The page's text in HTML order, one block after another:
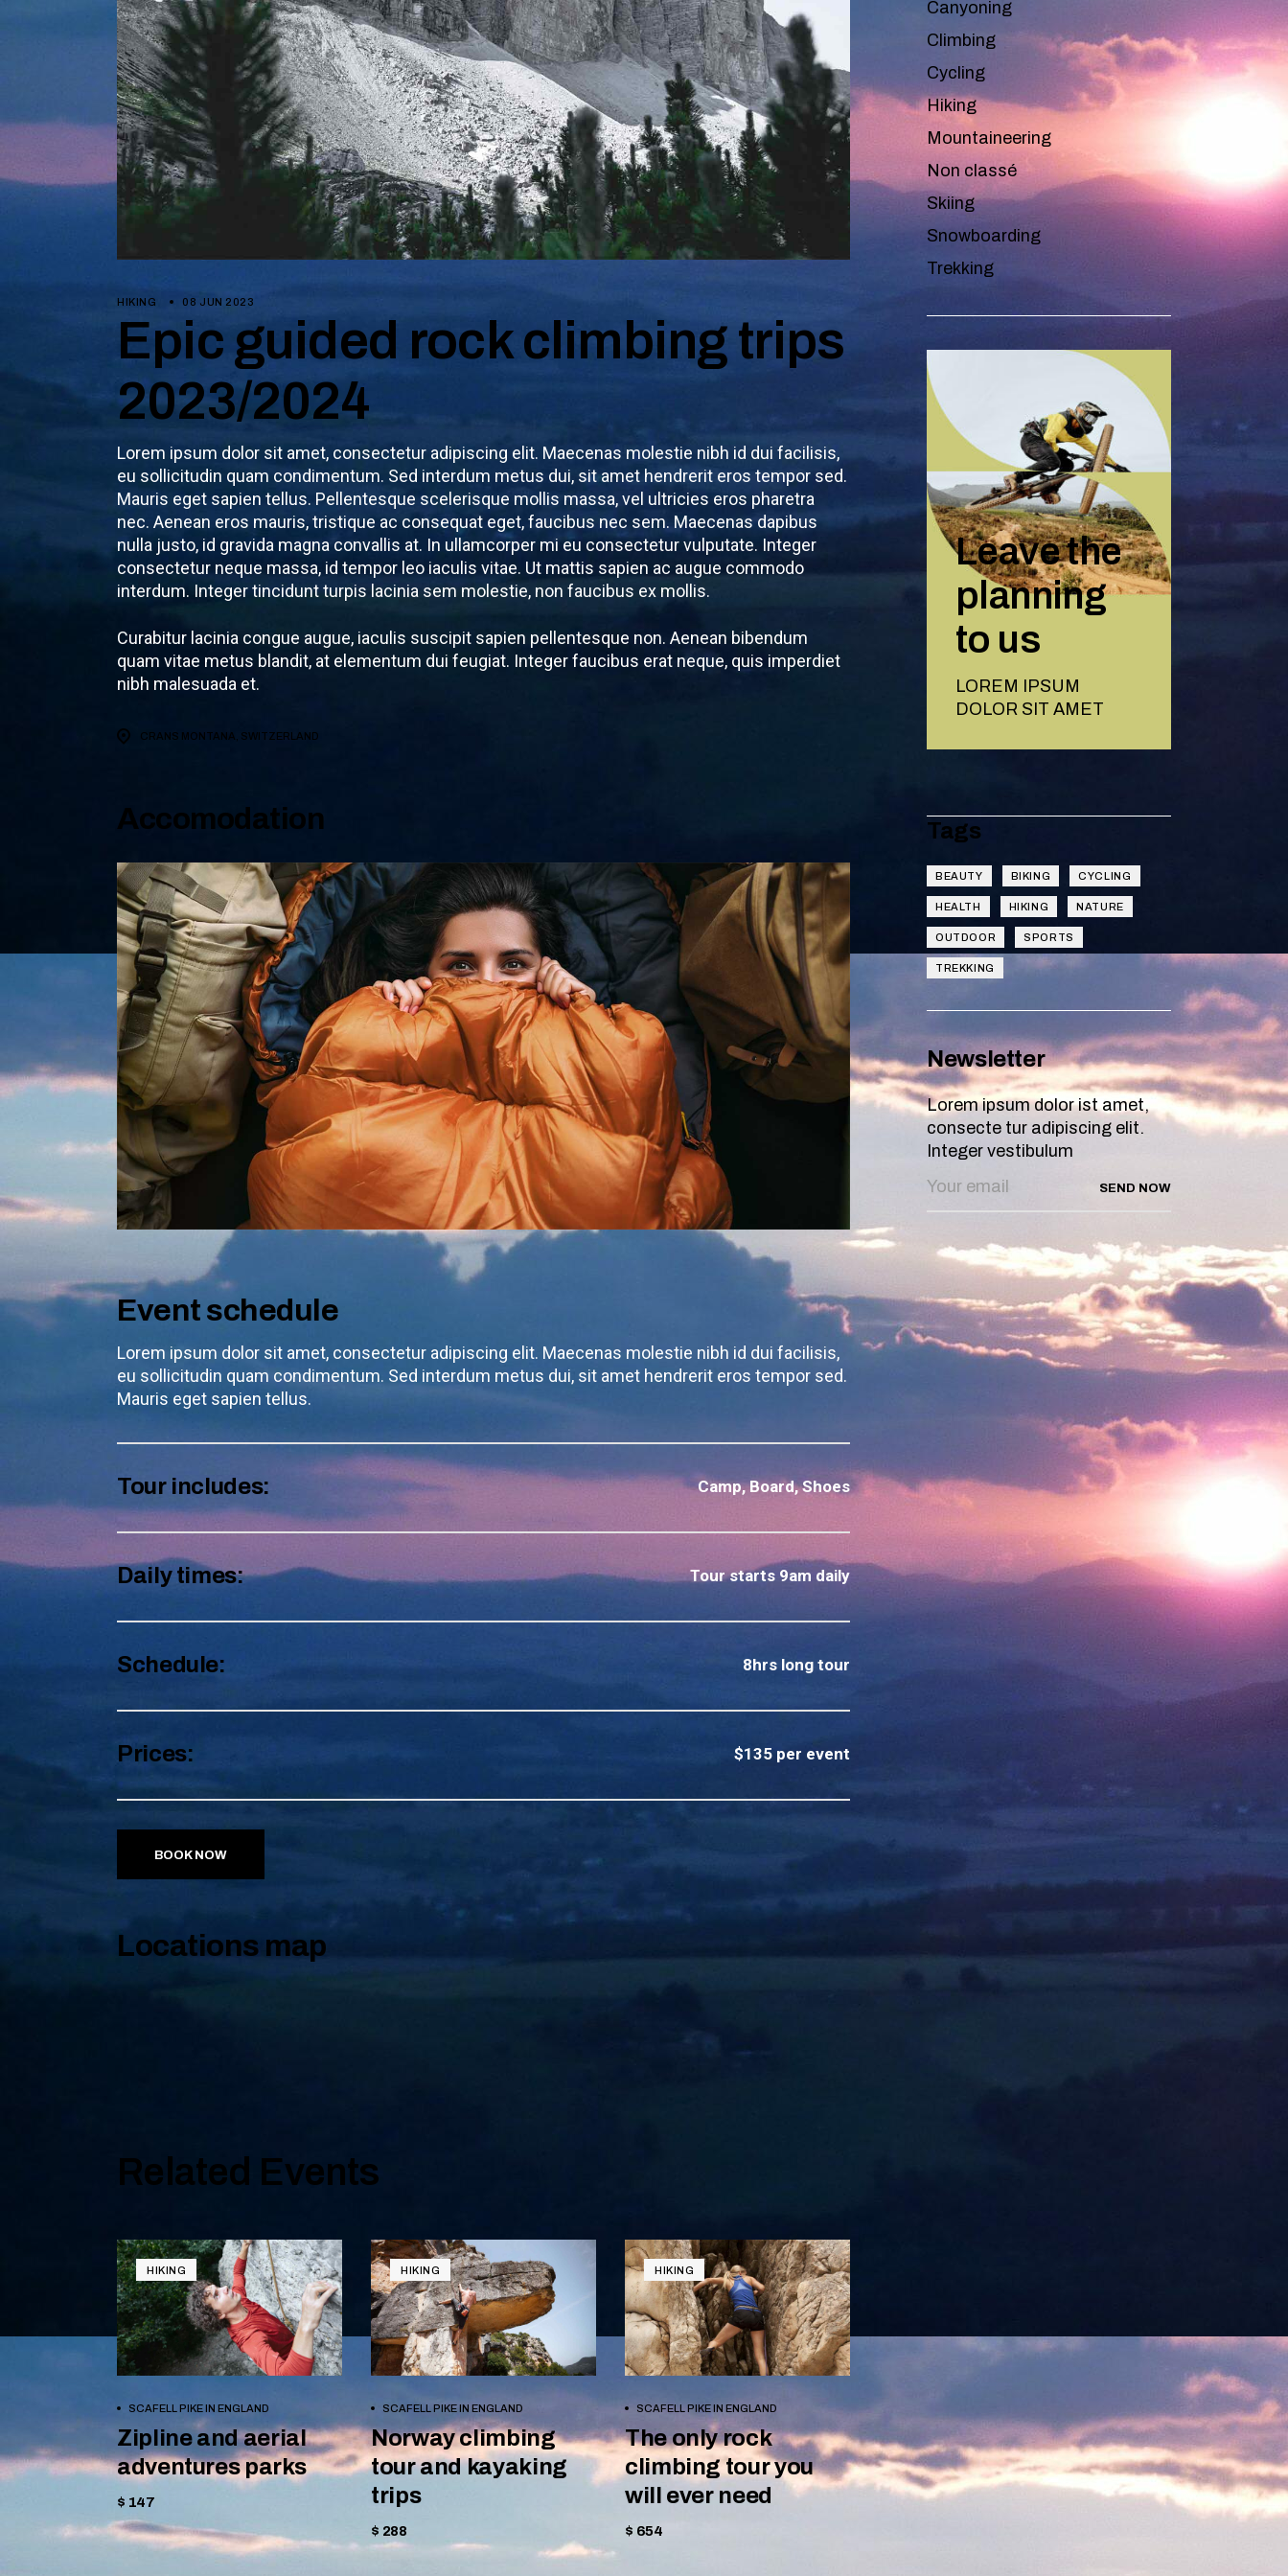
MINEUR
RÉSULTATS 2013
RÉSULTATS 2012
RÉSULTATS 2011
HIKING 08 JUN 2023
Epic guided rock climbing trips
2023/2024
Lorem ipsum dolor sit amet, consectetur adipiscing elit. Maecenas molestie nibh id dui facilisis,
eu sollicitudin quam condimentum. Sed interdum metus dui, sit amet hendrerit eros tempor sed.
Mauris eget sapien tellus. Pellentesque scelerisque mollis massa, vel ultricies eros pharetra
nec. Aenean eros mauris, tristique ac consequat eget, faucibus nec sem. Maecenas dapibus
nulla justo, id gravida magna convallis at. In ullamcorper mi eu consectetur vulputate. Integer
consectetur neque massa, id tempor leo iaculis vitae. Ut mattis sapien ac augue commodo
interdum. Integer tincidunt turpis lacinia sem molestie, non faucibus ex mollis.
Curabitur lacinia congue augue, iaculis suscipit sapien pellentesque non. Aenean bibendum
quam vitae metus blandit, at elementum dui feugiat. Integer faucibus erat neque, quis imperdiet
nibh malesuada et.
CRANS MONTANA, SWITZERLAND
Accomodation
Event schedule
Lorem ipsum dolor sit amet, consectetur adipiscing elit. Maecenas molestie nibh id dui facilisis,
eu sollicitudin quam condimentum. Sed interdum metus dui, sit amet hendrerit eros tempor sed.
Mauris eget sapien tellus.
Tour includes: Camp, Board, Shoes
Daily times: Tour starts 9am daily
Schedule: 8hrs long tour
Prices: $135 per event
BOOK NOW
Locations map
Related Events
HIKING
BOOK NOW
SCAFELL PIKE IN ENGLAND
Zipline and aerial
adventures parks
$ 147
HIKING
BOOK NOW
SCAFELL PIKE IN ENGLAND
Norway climbing
tour and kayaking
trips
$ 288
HIKING
BOOK NOW
SCAFELL PIKE IN ENGLAND
The only rock
climbing tour you
will ever need
$ 654
Canyoning
Climbing
Cycling
Hiking
Mountaineering
Non classé
Skiing
Snowboarding
Trekking
Leave the
planning
to us
LOREM IPSUM
DOLOR SIT AMET
Tags
BEAUTY BIKING CYCLING
HEALTH HIKING NATURE
OUTDOOR SPORTS
TREKKING
Newsletter
Lorem ipsum dolor ist amet,
consecte tur adipiscing elit.
Integer vestibulum
SEND NOW